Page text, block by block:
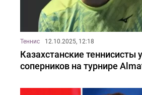
Теннис 12.10.2025, 12:18
Казахстанские теннисисты
соперников на турнире